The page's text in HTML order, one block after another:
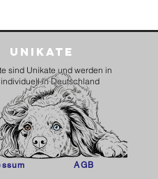
Unikate
sind Unikate und werden in
in Deutschland
AGB